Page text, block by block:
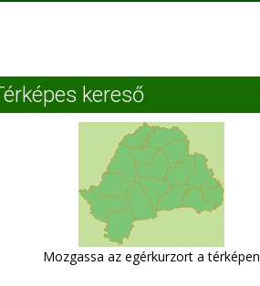
kereső
Mozgassa az egérkurzort a térképen